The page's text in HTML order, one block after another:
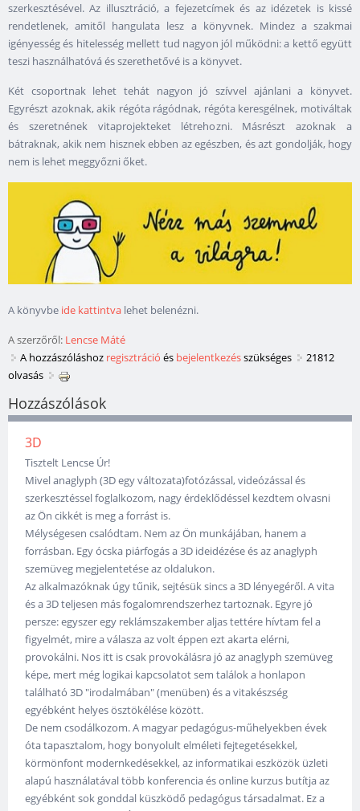
szerkesztésével. Az illusztráció, a fejezetcímek és az idézetek is kissé
rendetlenek, amitől hangulata lesz a könyvnek. Mindez a szakmai
igényesség és hitelesség mellett tud nagyon jól működni: a kettő együtt
teszi használhatóvá és szerethetővé is a könyvet.
Két csoportnak lehet tehát nagyon jó szívvel ajánlani a könyvet.
Egyrészt azoknak, akik régóta rágódnak, régóta keresgélnek, motiváltak
és szeretnének vitaprojekteket létrehozni. Másrészt azoknak a
bátraknak, akik nem hisznek ebben az egészben, és azt gondolják, hogy
nem is lehet meggyőzni őket.
A könyvbe ide kattintva lehet belenézni.
A szerzőről: Lencse Máté
A hozzászóláshoz regisztráció és bejelentkezésszükséges
21812
olvasás
Hozzászólások
3D
Tisztelt Lencse Úr!
Mivel anaglyph (3D egy változata)fotózással, videózással és
szerkesztéssel foglalkozom, nagy érdeklődéssel kezdtem olvasni
az Ön cikkét is meg a forrást is.
Mélységesen csalódtam. Nem az Ön munkájában, hanem a
forrásban. Egy ócska piárfogás a 3D ideidézése és az anaglyph
szemüveg megjelentetése az oldalukon.
Az alkalmazóknak úgy tűnik, sejtésük sincs a 3D lényegéről. A vita
és a 3D teljesen más fogalomrendszerhez tartoznak. Egyre jó
persze: egyszer egy reklámszakember aljas tettére hívtam fel a
figyelmét, mire a válasza az volt éppen ezt akarta elérni,
provokálni. Nos itt is csak provokálásra jó az anaglyph szemüveg
képe, mert még logikai kapcsolatot sem találok a honlapon
található 3D "irodalmában" (menüben) és a vitakészség
egyébként helyes ösztökélése között.
De nem csodálkozom. A magyar pedagógus-műhelyekben évek
óta tapasztalom, hogy bonyolult elméleti fejtegetésekkel,
körmönfont modernkedésekkel, az informatikai eszközök üzleti
alapú használatával több konferencia és online kurzus butítja az
egyébként sok gonddal küszködő pedagógus társadalmat. Ez a